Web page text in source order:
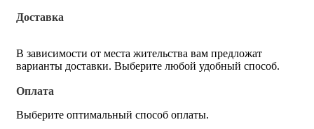
Доставка
В зависимости от места жительства вам предложат
варианты доставки. Выберите любой удобный способ.
Оплата
Выберите оптимальный способ оплаты.